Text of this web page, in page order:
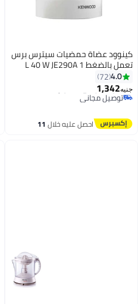
كينوود عضاة حمضيات سيترس برس
تعمل بالضغط 1 L 40 W JE290A
أبيض
4.0
72
جنيه1,342
#2 في العصارات
أقل سعر في 30 يوم
توصيل مجاني
#2 في العصارات احصل عليه خلال 11